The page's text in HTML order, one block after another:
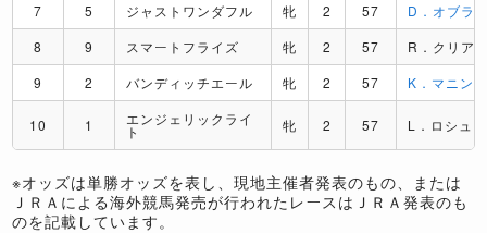
7
5 ジャストワンダフル 牝 2 57
D．オブラ
8
9 スマートフライズ 牝 2 57
R．クリア
9
2 バンディッチエール 牝 2 57 K．マニン
10 1 エンジェリックライ
ト 牝 2 57 L．ロシュ
※オッズは単勝オッズを表し、現地主催者発表のもの、または
ＪＲＡによる海外競馬発売が行われたレースはＪＲＡ発表のも
のを記載しています。